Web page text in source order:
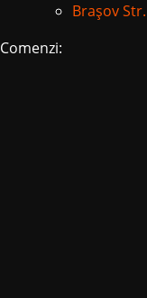
Brașov
Comenzi: